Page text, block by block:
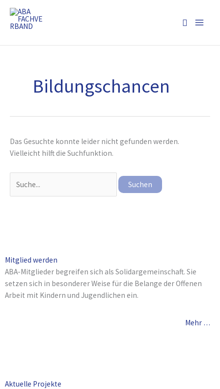
Inhalt
springen
Suchen
Bildungschancen
Das Gesuchte konnte leider nicht gefunden werden.
Vielleicht hilft die Suchfunktion.
Mitglied werden
ABA-Mitglieder begreifen sich als Solidargemeinschaft. Sie
setzen sich in besonderer Weise für die Belange der Offenen
Arbeit mit Kindern und Jugendlichen ein.
Mehr …
Aktuelle Projekte